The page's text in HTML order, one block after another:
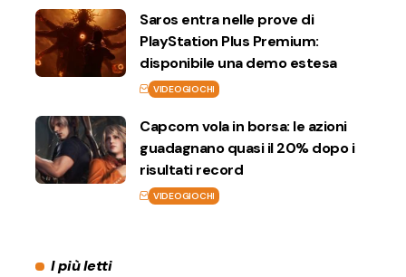
Saros entra nelle prove di
PlayStation Plus Premium:
disponibile una demo estesa
VIDEOGIOCHI
Capcom vola in borsa: le azioni
guadagnano quasi il 20% dopo i
risultati record
VIDEOGIOCHI
I più letti